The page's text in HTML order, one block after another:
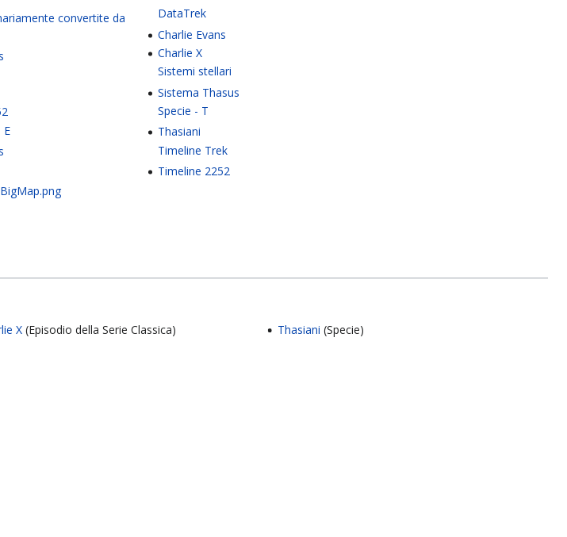
convertite da
E
DataTrek
Charlie Evans
Charlie X
Sistemi stellari
Sistema Thasus
Specie - T
Thasiani
Timeline Trek
Timeline 2252
X (Episodio della Serie Classica) Thasiani (Specie)